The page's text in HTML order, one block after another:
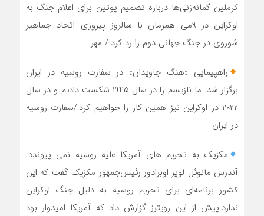
کرملین گمانه‌زنی‌ها درباره تصمیم پوتین برای اعلام جنگ به
اوکراین در ۹‌می همزمان با سالروز پیروزی اتحاد جماهیر
شوروی در جنگ جهانی دوم را رد کرد./ مهر
راهپیمایی «هنگ جاویدان» در سفارت روسیه در ایران
برگزار شد. ما نازیسم را در سال ۱۹۴۵ شکست دادیم و در سال
۲۰۲۲ در اوکراین نیز همین کار را خواهیم کرد!/سفارت روسیه
در ایران
مکزیک به تحریم هاى آمریکا علیه روسیه نمى پیوندد.
آندرس مانوئل لوپز اوبرادور رئیس‌جمهور مکزیک گفت که این
کشور برنامه‌ای برای تحریم روسیه به دلیل جنگ اوکراین
ندارد.پیش از این رویترز گزارش داد که آمریکا امیدوار بود